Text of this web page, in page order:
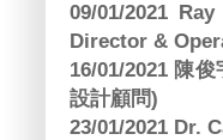
09/01/2021
Director &
16/01/2021 陳
設計顧問)
23/01/2021 Dr.